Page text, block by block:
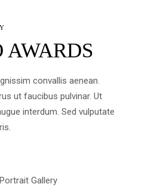
AWARDS
convallis aenean.
ut faucibus pulvinar. Ut
interdum. Sed vulputate
Gallery